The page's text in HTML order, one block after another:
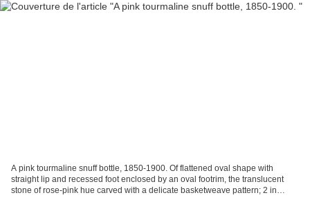
A pink tourmaline snuff bottle, 1850-1900. Of flattened oval shape with
straight lip and recessed foot enclosed by an oval footrim, the translucent
stone of rose-pink hue carved with a delicate basketweave pattern; 2 in